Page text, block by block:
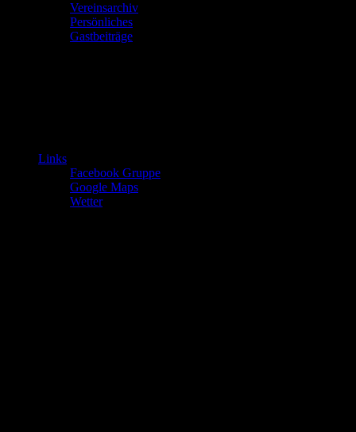
Vereinsarchiv
Persönliches
Gastbeiträge
Links
Facebook Gruppe
Google Maps
Wetter